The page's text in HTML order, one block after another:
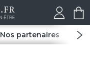
Nos partenaires Spas